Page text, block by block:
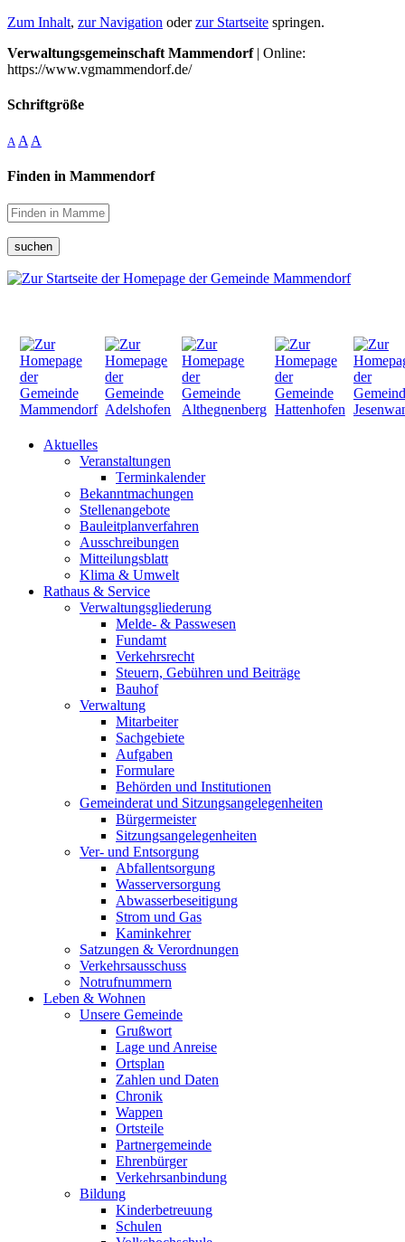
Zum Inhalt, zur Navigation oderzur Startseite springen.
Verwaltungsgemeinschaft Mammendorf| Online:
https://www.vgmammendorf.de/
Schriftgröße
A A A
Finden in Mammendorf
suchen
Aktuelles
Veranstaltungen
Terminkalender
Bekanntmachungen
Stellenangebote
Bauleitplanverfahren
Ausschreibungen
Mitteilungsblatt
Klima & Umwelt
Rathaus & Service
Verwaltungsgliederung
Melde- & Passwesen
Fundamt
Verkehrsrecht
Steuern, Gebühren und Beiträge
Bauhof
Verwaltung
Mitarbeiter
Sachgebiete
Aufgaben
Formulare
Behörden und Institutionen
Gemeinderat und Sitzungsangelegenheiten
Bürgermeister
Sitzungsangelegenheiten
Ver- und Entsorgung
Abfallentsorgung
Wasserversorgung
Abwasserbeseitigung
Strom und Gas
Kaminkehrer
Satzungen & Verordnungen
Verkehrsausschuss
Notrufnummern
Leben & Wohnen
Unsere Gemeinde
Grußwort
Lage und Anreise
Ortsplan
Zahlen und Daten
Chronik
Wappen
Ortsteile
Partnergemeinde
Ehrenbürger
Verkehrsanbindung
Bildung
Kinderbetreuung
Schulen